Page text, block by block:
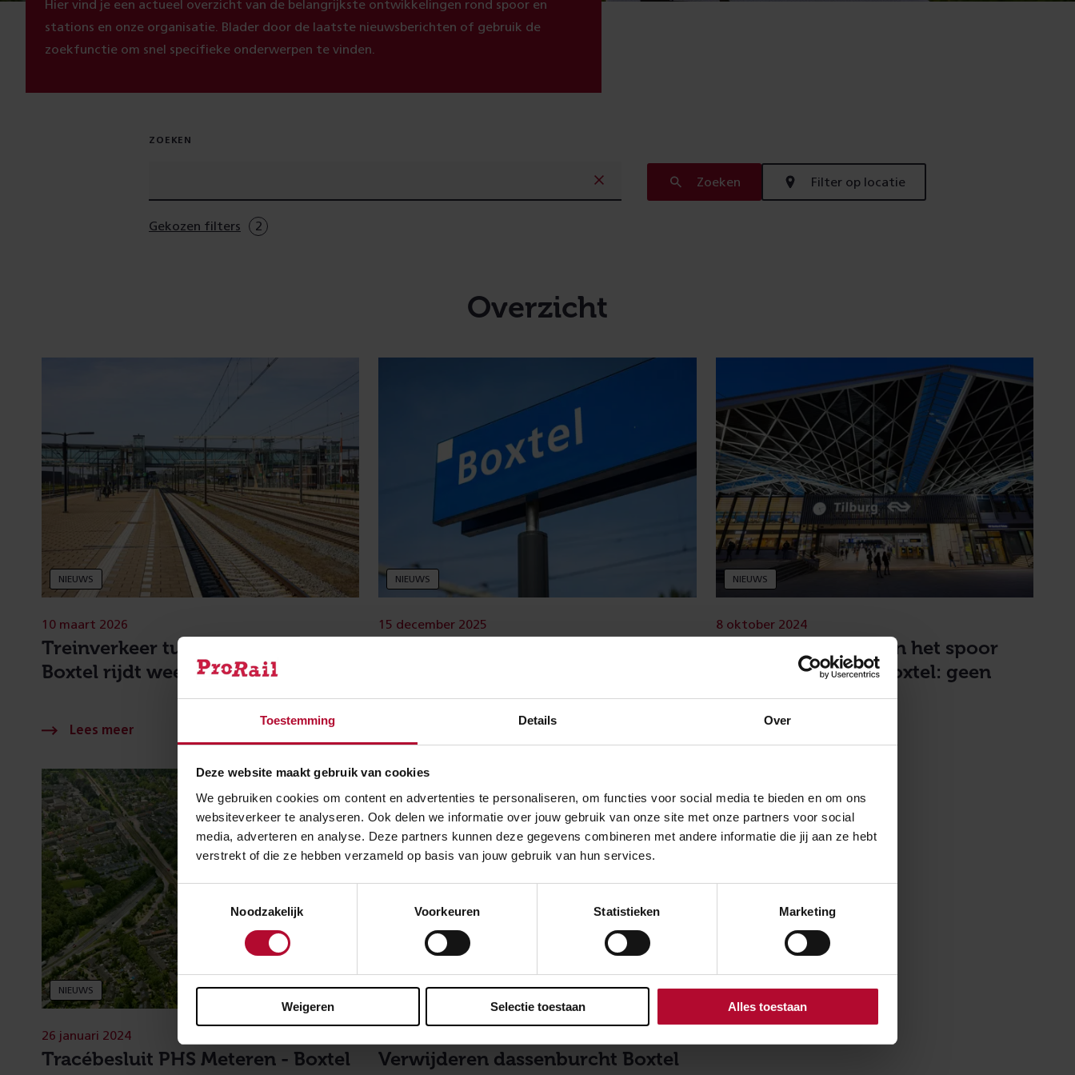
Toestemming Details Over
Deze website maakt gebruik van cookies
We gebruiken cookies om content en advertenties te personaliseren, om functies voor social media te bieden en om ons
websiteverkeer te analyseren. Ook delen we informatie over jouw gebruik van onze site met onze partners voor social
media, adverteren en analyse. Deze partners kunnen deze gegevens combineren met andere informatie die jij aan ze hebt
verstrekt of die ze hebben verzameld op basis van jouw gebruik van hun services.
Noodzakelijk
Voorkeuren Statistieken Marketing
Weigeren Selectie toestaan Alles toestaan
Hier vind je een actueel overzicht van de belangrijkste ontwikkelingen rond spoor en
stations en onze organisatie. Blader door de laatste nieuwsberichten of gebruik de
zoekfunctie om snel specifieke onderwerpen te vinden.
ZOEKEN
Zoeken Filter op locatie
Gekozen filters 2
Overzicht
NIEUWS
Treinverkeer tussen Den Bosch en
Boxtel rijdt weer
10 maart 2026
NIEUWS
15 december 2025
NIEUWS
Werkzaamheden aan het spoor
tussen Tilburg en Boxtel: geen
treinen
8 oktober 2024
NIEUWS
Tracébesluit PHS Meteren - Boxtel
26 januari 2024
NIEUWS
Verwijderen dassenburcht Boxtel